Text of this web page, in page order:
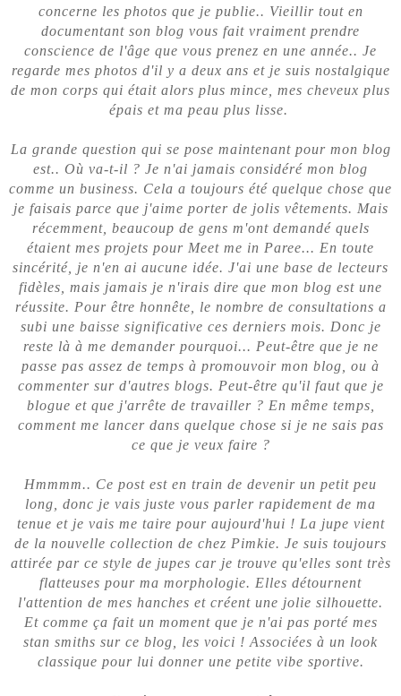
concerne les photos que je publie.. Vieillir tout en
documentant son blog vous fait vraiment prendre
conscience de l'âge que vous prenez en une année.. Je
regarde mes photos d'il y a deux ans et je suis nostalgique
de mon corps qui était alors plus mince, mes cheveux plus
épais et ma peau plus lisse.
La grande question qui se pose maintenant pour mon blog
est.. Où va-t-il ? Je n'ai jamais considéré mon blog
comme un business. Cela a toujours été quelque chose que
je faisais parce que j'aime porter de jolis vêtements. Mais
récemment, beaucoup de gens m'ont demandé quels
étaient mes projets pour Meet me in Paree... En toute
sincérité, je n'en ai aucune idée. J'ai une base de lecteurs
fidèles, mais jamais je n'irais dire que mon blog est une
réussite. Pour être honnête, le nombre de consultations a
subi une baisse significative ces derniers mois. Donc je
reste là à me demander pourquoi... Peut-être que je ne
passe pas assez de temps à promouvoir mon blog, ou à
commenter sur d'autres blogs. Peut-être qu'il faut que je
blogue et que j'arrête de travailler ? En même temps,
comment me lancer dans quelque chose si je ne sais pas
ce que je veux faire ?
Hmmmm.. Ce post est en train de devenir un petit peu
long, donc je vais juste vous parler rapidement de ma
tenue et je vais me taire pour aujourd'hui ! La jupe vient
de la nouvelle collection de chez Pimkie. Je suis toujours
attirée par ce style de jupes car je trouve qu'elles sont très
flatteuses pour ma morphologie. Elles détournent
l'attention de mes hanches et créent une jolie silhouette.
Et comme ça fait un moment que je n'ai pas porté mes
stan smiths sur ce blog, les voici ! Associées à un look
classique pour lui donner une petite vibe sportive.